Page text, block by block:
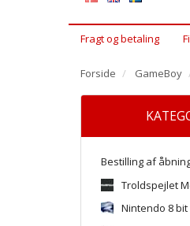
Fragt og betaling
Forside GameBoy
Bestilling af
Troldspejlet
Nintendo 8 bit